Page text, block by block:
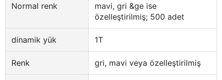
Normal renk
mavi, gri &ge ise
özelleştirilmiş; 500 adet
dinamik yük 1T
Renk gri, mavi veya özelleştirilmiş